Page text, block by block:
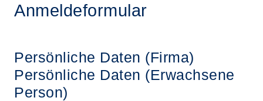
Anmeldeformular
Persönliche Daten (Firma)
Persönliche Daten (Erwachsene
Person)